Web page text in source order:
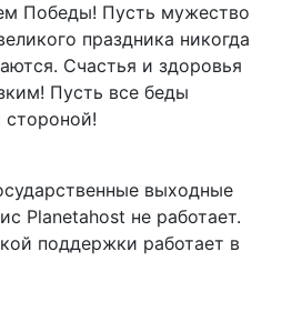
Победы! Пусть мужество
праздника никогда
Счастья и здоровья
Пусть все беды
выходные
Planetahost не работает.
поддержки работает в